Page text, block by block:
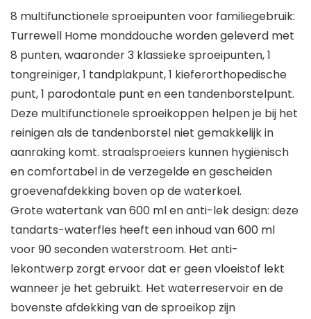
8 multifunctionele sproeipunten voor familiegebruik:
Turrewell Home monddouche worden geleverd met
8 punten, waaronder 3 klassieke sproeipunten, 1
tongreiniger, 1 tandplakpunt, 1 kieferorthopedische
punt, 1 parodontale punt en een tandenborstelpunt.
Deze multifunctionele sproeikoppen helpen je bij het
reinigen als de tandenborstel niet gemakkelijk in
aanraking komt. straalsproeiers kunnen hygiënisch
en comfortabel in de verzegelde en gescheiden
groevenafdekking boven op de waterkoel.
Grote watertank van 600 ml en anti-lek design: deze
tandarts-waterfles heeft een inhoud van 600 ml
voor 90 seconden waterstroom. Het anti-
lekontwerp zorgt ervoor dat er geen vloeistof lekt
wanneer je het gebruikt. Het waterreservoir en de
bovenste afdekking van de sproeikop zijn